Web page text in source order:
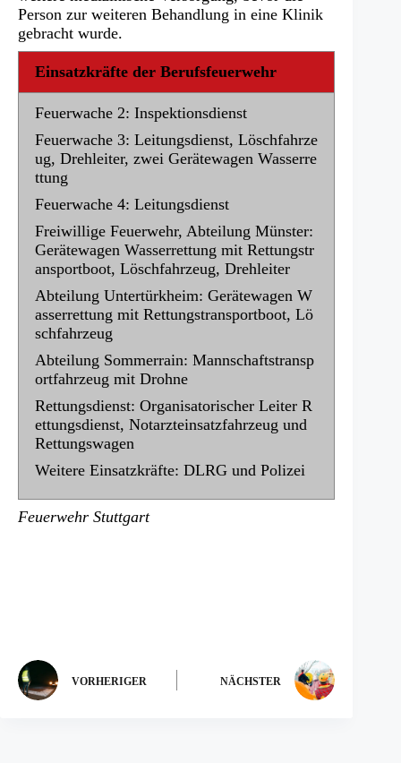
Person zur weiteren Behandlung in eine Klinik
gebracht wurde.
Einsatzkräfte der Berufsfeuerwehr
Feuerwache 2: Inspektionsdienst
Feuerwache 3: Leitungsdienst, Löschfahrze
ug, Drehleiter, zwei Gerätewagen Wasserre
ttung
Feuerwache 4: Leitungsdienst
Freiwillige Feuerwehr, Abteilung Münster:
Gerätewagen Wasserrettung mit Rettungstr
ansportboot, Löschfahrzeug, Drehleiter
Abteilung Untertürkheim: Gerätewagen W
asserrettung mit Rettungstransportboot, Lö
schfahrzeug
Abteilung Sommerrain: Mannschaftstransp
ortfahrzeug mit Drohne
Rettungsdienst: Organisatorischer Leiter R
ettungsdienst, Notarzteinsatzfahrzeug und
Rettungswagen
Weitere Einsatzkräfte: DLRG und Polizei
Feuerwehr Stuttgart
VORHERIGER NÄCHSTER